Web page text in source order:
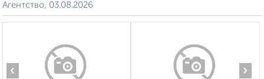
Агентство, 03.08.2026
‹ ›